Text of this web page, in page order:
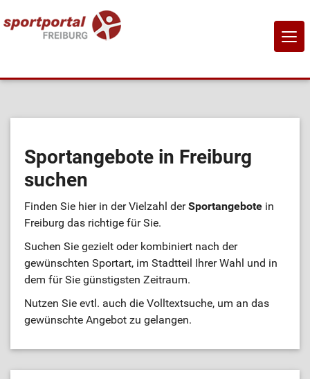
Sportanbietende
Sportstätten
Job-Börse
Kontakt
Sportangebote in Freiburg
suchen
Finden Sie hier in der Vielzahl derSportangebote in
Freiburg das richtige für Sie.
Suchen Sie gezielt oder kombiniert nach der
gewünschten Sportart, im Stadtteil Ihrer Wahl und in
dem für Sie günstigsten Zeitraum.
Nutzen Sie evtl. auch die Volltextsuche, um an das
gewünschte Angebot zu gelangen.